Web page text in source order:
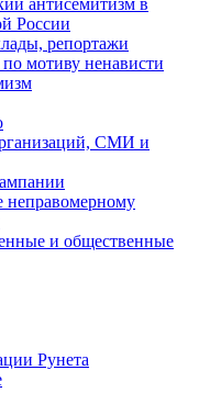
антисемитизм в
России
репортажи
мотиву ненависти
СМИ и
неправомерному
и общественные
Рунета